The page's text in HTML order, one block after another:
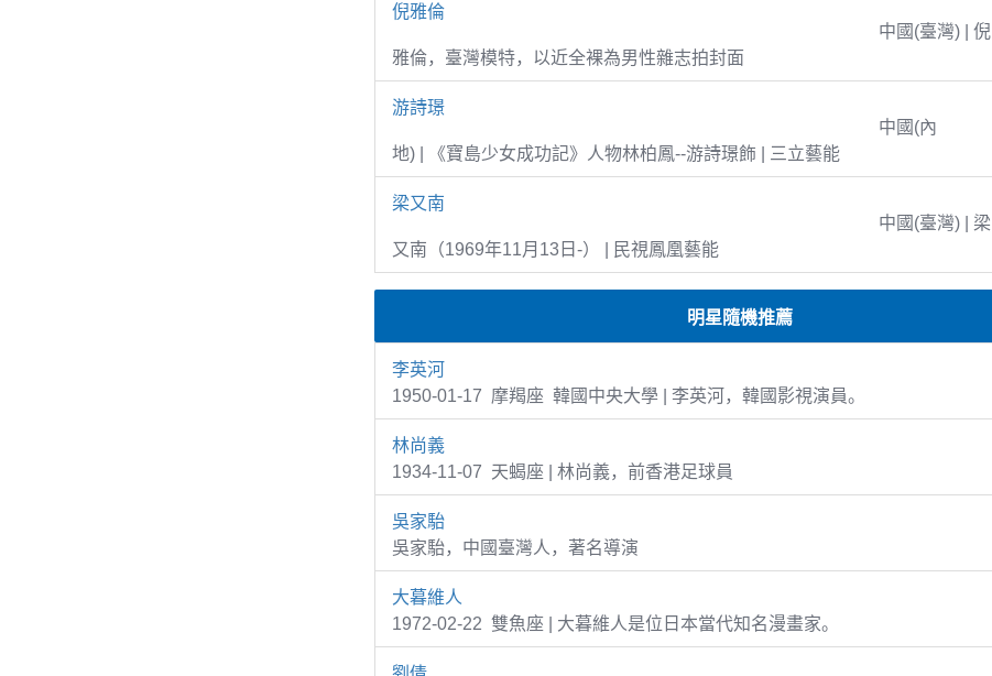
倪雅倫
中國(臺灣) | 倪
雅倫，臺灣模特，以近全裸為男性雜志拍封面
游詩璟
中國(內
地) | 《寶島少女成功記》人物林柏鳳--游詩璟飾 | 三立藝能
梁又南
中國(臺灣) | 梁
又南（1969年11月13日-） | 民視鳳凰藝能
明星隨機推薦
李英河
1950-01-17 摩羯座 韓國中央大學 | 李英河，韓國影視演員。
林尚義
1934-11-07 天蝎座 | 林尚義，前香港足球員
吳家駘
吳家駘，中國臺灣人，著名導演
大暮維人
1972-02-22 雙魚座 | 大暮維人是位日本當代知名漫畫家。